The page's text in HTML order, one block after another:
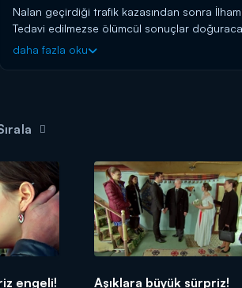
Nalan geçirdiği trafik kazasından sonra
Tedavi edilmezse ölümcül sonuçlar
İsviçre'de bu tarz kitle tedavisi yapan
daha fazla oku
engeli! Aşıklara büyük sürpriz!